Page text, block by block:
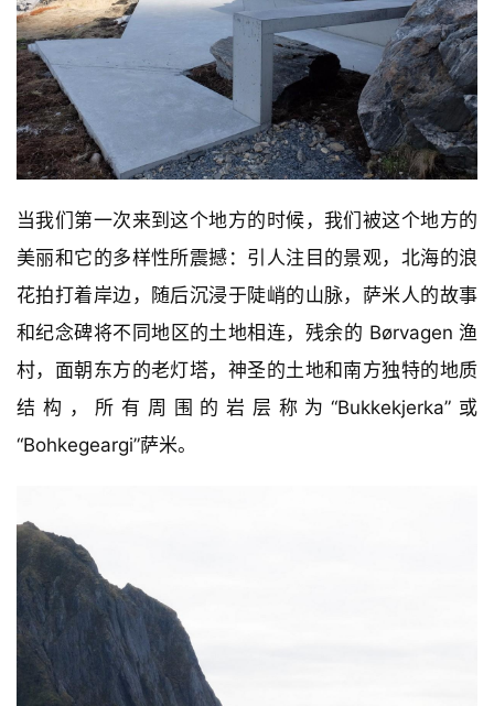
当我们第一次来到这个地方的时候，我们被这个地方的
美丽和它的多样性所震撼：引人注目的景观，北海的浪
花拍打着岸边，随后沉浸于陡峭的山脉，萨米人的故事
和纪念碑将不同地区的土地相连，残余的 Børvagen 渔
村，面朝东方的老灯塔，神圣的土地和南方独特的地质
结构，所有周围的岩层称为“Bukkekjerka”或
“Bohkegeargi”萨米。